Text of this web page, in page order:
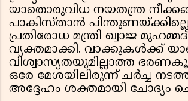
യാതൊരുവിധ നയതന്ത്ര
പാകിസ്താൻ
പ്രതിരോധ മന്ത്രി ഖ്വാജ
വ്യക്തമാക്കി. വാക്കുകൾക്ക്
വിശ്വാസ്യതയുമില്ലാത്ത
ഒരേ മേശയിലിരുന്ന് ചർച്ച
അദ്ദേഹം ശക്തമായി ചോദ്യം